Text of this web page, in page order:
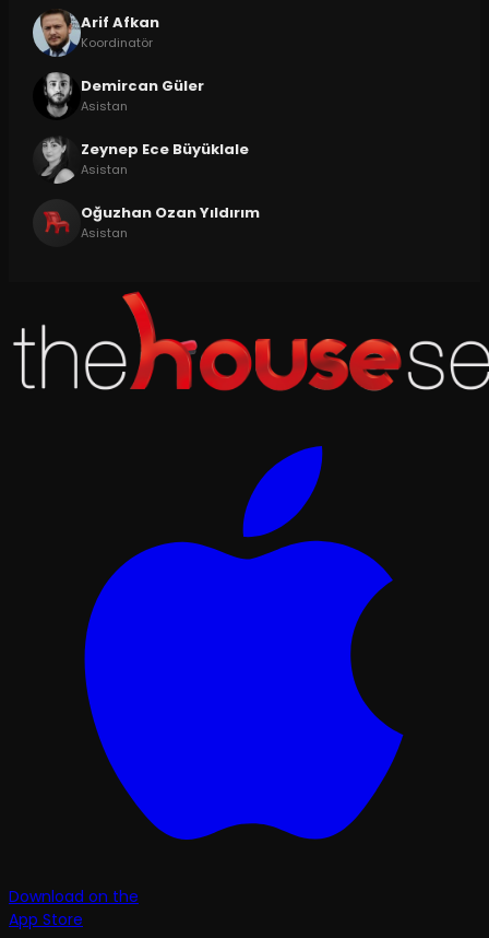
Arif Afkan
Koordinatör
Demircan Güler
Asistan
Zeynep Ece Büyüklale
Asistan
Oğuzhan Ozan Yıldırım
Asistan
Download on the
App Store